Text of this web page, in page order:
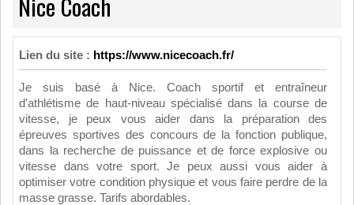
Lien du site : https://www.nicecoach.fr/
Je suis basé à Nice. Coach sportif et entraîneur
d'athlétisme de haut-niveau spécialisé dans la course de
vitesse, je peux vous aider dans la préparation des
épreuves sportives des concours de la fonction publique,
dans la recherche de puissance et de force explosive ou
vitesse dans votre sport. Je peux aussi vous aider à
optimiser votre condition physique et vous faire perdre de la
masse grasse. Tarifs abordables.